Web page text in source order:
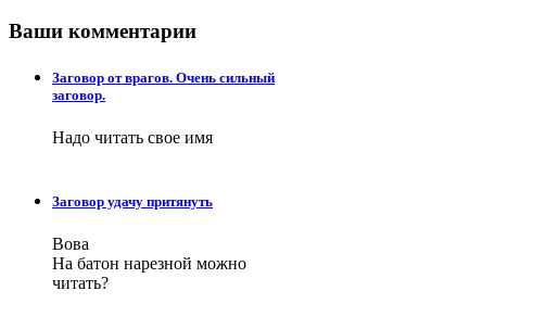
Ваши комментарии
Заговор от врагов. Очень сильный
заговор.
Надо читать свое имя
Заговор удачу притянуть
Вова
На батон нарезной можно
читать?